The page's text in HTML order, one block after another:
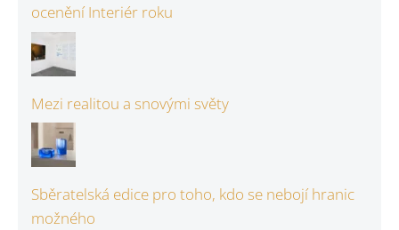
ocenění Interiér roku
Mezi realitou a snovými světy
Sběratelská edice pro toho, kdo se nebojí hranic
možného